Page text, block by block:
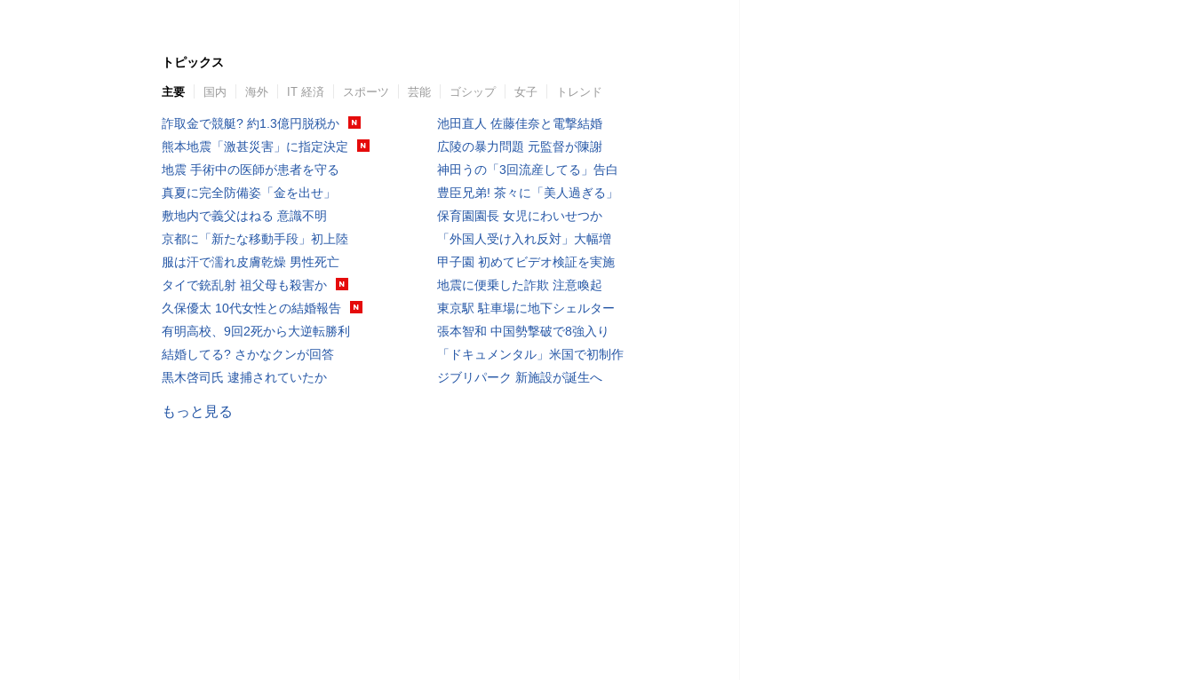
トピックス
主要 国内 海外 IT 経済 スポーツ 芸能 ゴシップ 女子 トレンド
詐取金で競艇? 約1.3億円脱税か
熊本地震「激甚災害」に指定決定
地震 手術中の医師が患者を守る
真夏に完全防備姿「金を出せ」
敷地内で義父はねる 意識不明
京都に「新たな移動手段」初上陸
服は汗で濡れ皮膚乾燥 男性死亡
タイで銃乱射 祖父母も殺害か
久保優太 10代女性との結婚報告
有明高校、9回2死から大逆転勝利
結婚してる? さかなクンが回答
黒木啓司氏 逮捕されていたか
池田直人 佐藤佳奈と電撃結婚
広陵の暴力問題 元監督が陳謝
神田うの「3回流産してる」告白
豊臣兄弟! 茶々に「美人過ぎる」
保育園園長 女児にわいせつか
「外国人受け入れ反対」大幅増
甲子園 初めてビデオ検証を実施
地震に便乗した詐欺 注意喚起
東京駅 駐車場に地下シェルター
張本智和 中国勢撃破で8強入り
「ドキュメンタル」米国で初制作
ジブリパーク 新施設が誕生へ
もっと見る